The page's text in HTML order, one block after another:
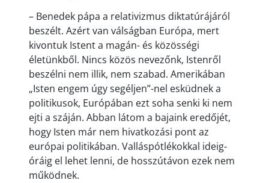
– Benedek pápa a relativizmus diktatúrájáról
beszélt. Azért van válságban Európa, mert
kivontuk Istent a magán- és közösségi
életünkből. Nincs közös nevezőnk, Istenről
beszélni nem illik, nem szabad. Amerikában
„Isten engem úgy segéljen”-nel esküdnek a
politikusok, Európában ezt soha senki ki nem
ejti a száján. Abban látom a bajaink eredőjét,
hogy Isten már nem hivatkozási pont az
európai politikában. Valláspótlékokkal ideig-
óráig el lehet lenni, de hosszútávon ezek nem
működnek.